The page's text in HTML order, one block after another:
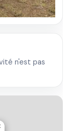
n'est pas